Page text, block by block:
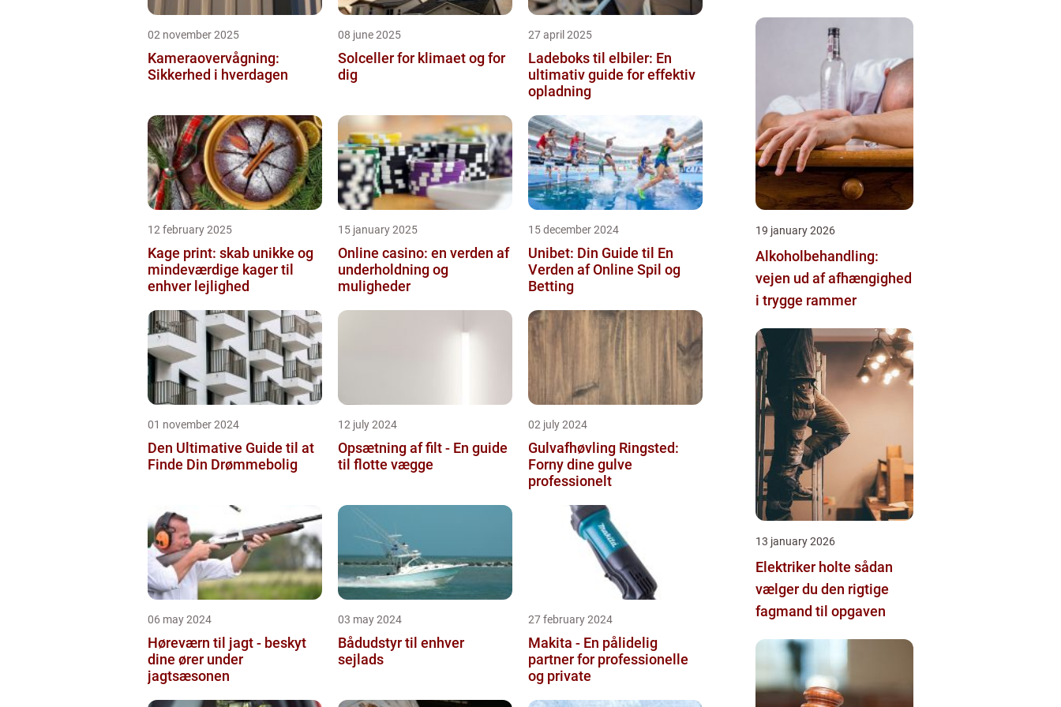
02 november 2025
Kameraovervågning:
Sikkerhed i hverdagen
08 june 2025
Solceller for klimaet og for
dig
27 april 2025
Ladeboks til elbiler: En
ultimativ guide for effektiv
opladning
12 february 2025
Kage print: skab unikke og
mindeværdige kager til
enhver lejlighed
15 january 2025
Online casino: en verden af
underholdning og
muligheder
15 december 2024
Unibet: Din Guide til En
Verden af Online Spil og
Betting
01 november 2024
Den Ultimative Guide til at
Finde Din Drømmebolig
12 july 2024
Opsætning af filt - En guide
til flotte vægge
02 july 2024
Gulvafhøvling Ringsted:
Forny dine gulve
professionelt
06 may 2024
Høreværn til jagt - beskyt
dine ører under
jagtsæsonen
03 may 2024
Bådudstyr til enhver
sejlads
27 february 2024
Makita - En pålidelig
partner for professionelle
og private
19 january 2026
Alkoholbehandling:
vejen ud af afhængighed
i trygge rammer
13 january 2026
Elektriker holte sådan
vælger du den rigtige
fagmand til opgaven